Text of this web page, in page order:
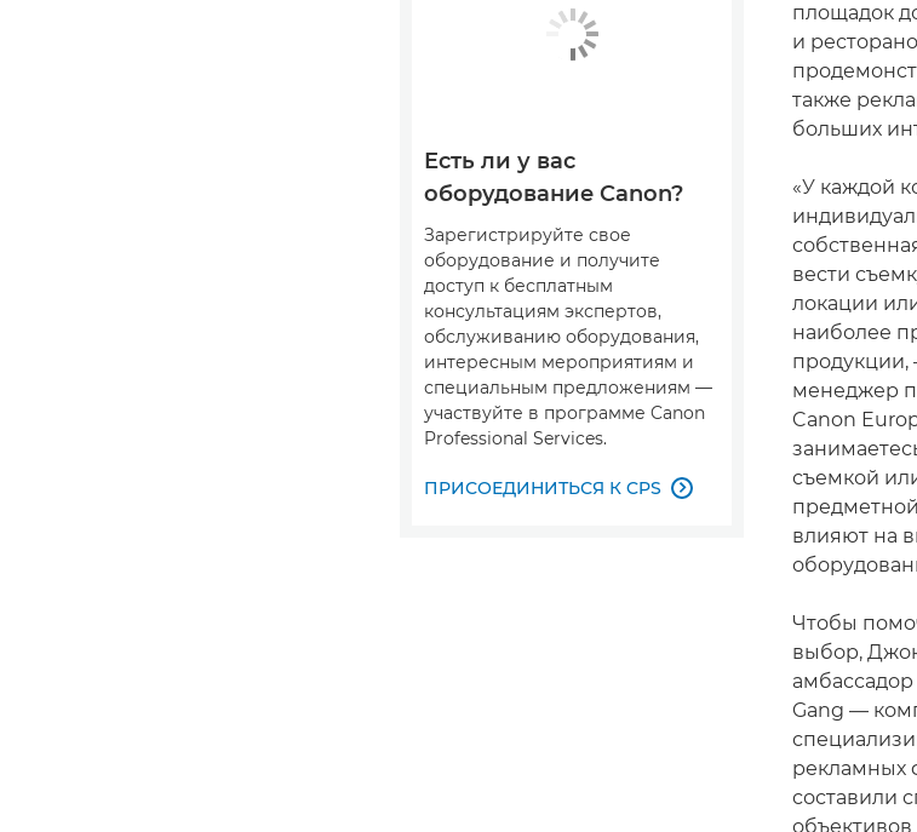
площадок
и
также
больших
«У каждой
вести
локации
наиболее
менеджер
Canon
съемкой
влияют на
Чтобы
выбор,
амбассадор
Gang —
рекламных
составили
Есть ли у вас
оборудование Canon?
Зарегистрируйте свое
оборудование и получите
доступ к бесплатным
консультациям экспертов,
обслуживанию оборудования,
интересным мероприятиям и
специальным предложениям —
участвуйте в программе Canon
Professional Services.
ПРИСОЕДИНИТЬСЯ К CPS 